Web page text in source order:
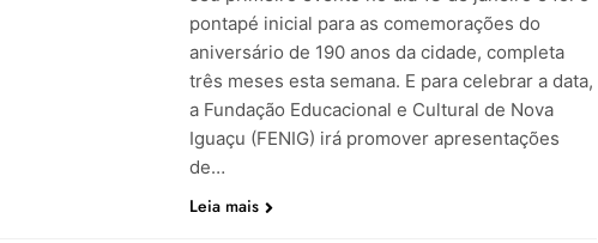
pontapé inicial para as comemorações do
aniversário de 190 anos da cidade, completa
três meses esta semana. E para celebrar a data,
a Fundação Educacional e Cultural de Nova
Iguaçu (FENIG) irá promover apresentações
de…
Leia mais